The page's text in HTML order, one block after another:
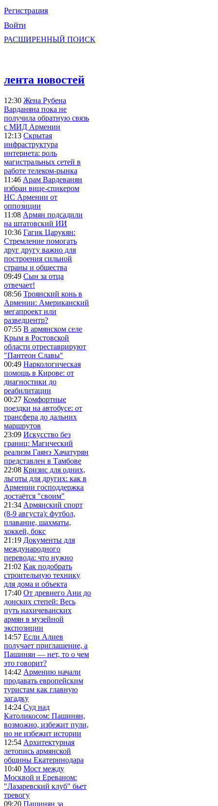
Регистрация
Войти
РАСШИРЕННЫЙ ПОИСК
лента новостей
12:30 Жена Рубена
Варданяна пока не
получила обратную связь
с МИД Армении
12:13 Скрытая
инфраструктура
интернета: роль
магистральных сетей в
работе телеком-рынка
11:46 Арам Вардеванян
избран вице-спикером
НС Армении от
оппозиции
11:08 Армян подсадили
на штатовский ИИ
10:36 Гагик Царукян:
Стремление помогать
друг другу важно для
построения сильной
страны и общества
09:49 Сын за отца
отвечает!
08:56 Троянский конь в
Армении: Американский
мегапроект или
разведцентр?
07:55 В армянском селе
Крым в Ростовской
области отреставрируют
"Пантеон Славы"
00:49 Наркологическая
помощь в Кирове: от
диагностики до
реабилитации
00:27 Комфортные
поездки на автобусе: от
трансфера до дальних
маршрутов
23:09 Искусство без
границ: Магический
реализм Гаянэ Хачатурян
представлен в Тамбове
22:08 Кризис для одних,
льготы для других: как в
Армении господдержка
достаётся "своим"
21:34 Армянский спорт
(8-9 августа): футбол,
плавание, шахматы,
хоккей, бокс
21:19 Документы для
международного
перевода: что нужно
21:02 Как подобрать
строительную технику
для дома и объекта
17:40 От древнего Ани до
донских степей: Весь
путь нахичеванских
армян в музейной
экспозиции
14:57 Если Алиев
получает приглашение, а
Пашинян — нет, то о чем
это говорит?
14:42 Армению начали
продавать европейским
туристам как главную
загадку
14:24 Суд над
Католикосом: Пашинян,
возможно, избежит пули,
но не избежит истории
12:54 Архитектурная
летопись армянской
общины Екатеринодара
10:40 Мост между
Москвой и Ереваном:
"Лазаревский клуб" бьет
тревогу
09:20 Пашинян за